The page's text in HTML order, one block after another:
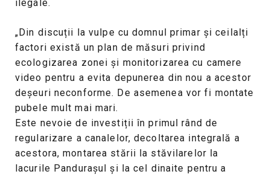
ilegale.
„Din discuții la vulpe cu domnul primar și ceilalți
factori există un plan de măsuri privind
ecologizarea zonei și monitorizarea cu camere
video pentru a evita depunerea din nou a acestor
deșeuri neconforme. De asemenea vor fi montate
pubele mult mai mari.
Este nevoie de investiții în primul rând de
regularizare a canalelor, decoltarea integrală a
acestora, montarea stării la stăvilarelor la
lacurile Pandurașul și la cel dinaite pentru a